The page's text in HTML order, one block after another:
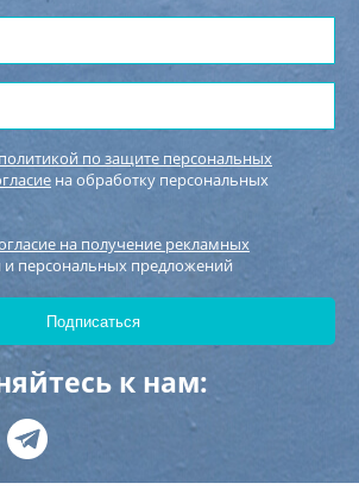
политикой по защите персональных
на обработку персональных
на получение рекламных
и персональных предложений
к нам: